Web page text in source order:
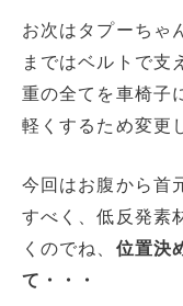
お次はタプーちゃ
まではベルトで支
重の全てを車椅子
軽くするため変更
今回はお腹から首
すべく、低反発素
くのでね、 位置決
て・・・